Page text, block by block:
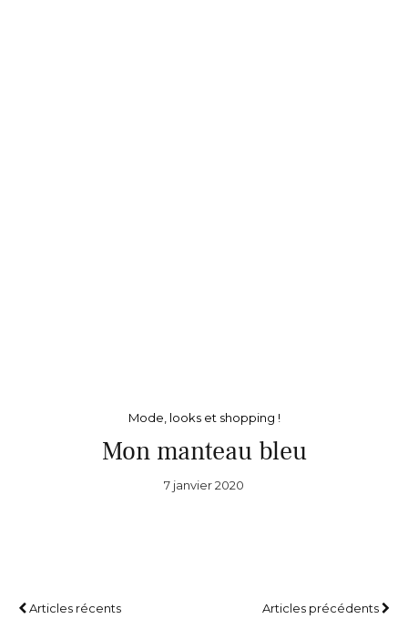
Mode, looks et shopping !
Mon manteau bleu
7 janvier 2020
Articles récents Articles précédents